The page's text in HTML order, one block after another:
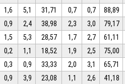
1,6 5,1 31,71 0,7 0,7 88,89
0,9 2,4 38,98 2,3 3,0 79,17
1,5 5,3 28,57 1,7 2,7 61,11
0,2 1,1 18,52 1,9 2,5 75,00
0,3 0,9 33,33 2,0 3,1 65,71
0,9 3,9 23,08 1,1 2,6 41,18